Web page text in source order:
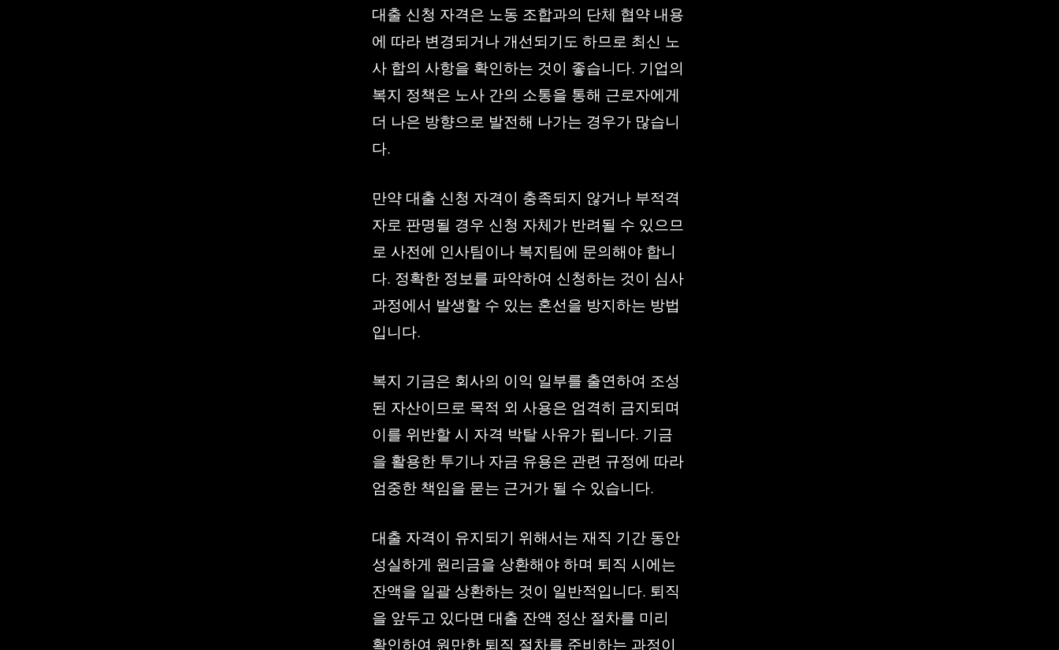
대출 신청 자격은 노동 조합과의 단체 협약 내용
에 따라 변경되거나 개선되기도 하므로 최신 노
사 합의 사항을 확인하는 것이 좋습니다. 기업의
복지 정책은 노사 간의 소통을 통해 근로자에게
더 나은 방향으로 발전해 나가는 경우가 많습니
다.
만약 대출 신청 자격이 충족되지 않거나 부적격
자로 판명될 경우 신청 자체가 반려될 수 있으므
로 사전에 인사팀이나 복지팀에 문의해야 합니
다. 정확한 정보를 파악하여 신청하는 것이 심사
과정에서 발생할 수 있는 혼선을 방지하는 방법
입니다.
복지 기금은 회사의 이익 일부를 출연하여 조성
된 자산이므로 목적 외 사용은 엄격히 금지되며
이를 위반할 시 자격 박탈 사유가 됩니다. 기금
을 활용한 투기나 자금 유용은 관련 규정에 따라
엄중한 책임을 묻는 근거가 될 수 있습니다.
대출 자격이 유지되기 위해서는 재직 기간 동안
성실하게 원리금을 상환해야 하며 퇴직 시에는
잔액을 일괄 상환하는 것이 일반적입니다. 퇴직
을 앞두고 있다면 대출 잔액 정산 절차를 미리
확인하여 원만한 퇴직 절차를 준비하는 과정이